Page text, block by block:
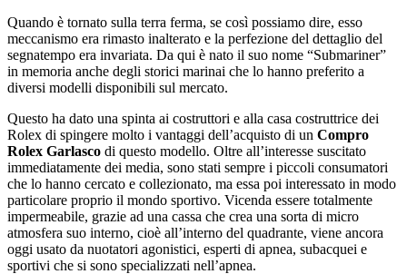
Quando è tornato sulla terra ferma, se così possiamo dire, esso
meccanismo era rimasto inalterato e la perfezione del dettaglio del
segnatempo era invariata. Da qui è nato il suo nome “Submariner”
in memoria anche degli storici marinai che lo hanno preferito a
diversi modelli disponibili sul mercato.
Questo ha dato una spinta ai costruttori e alla casa costruttrice dei
Rolex di spingere molto i vantaggi dell’acquisto di un Compro
Rolex Garlasco di questo modello. Oltre all’interesse suscitato
immediatamente dei media, sono stati sempre i piccoli consumatori
che lo hanno cercato e collezionato, ma essa poi interessato in modo
particolare proprio il mondo sportivo. Vicenda essere totalmente
impermeabile, grazie ad una cassa che crea una sorta di micro
atmosfera suo interno, cioè all’interno del quadrante, viene ancora
oggi usato da nuotatori agonistici, esperti di apnea, subacquei e
sportivi che si sono specializzati nell’apnea.